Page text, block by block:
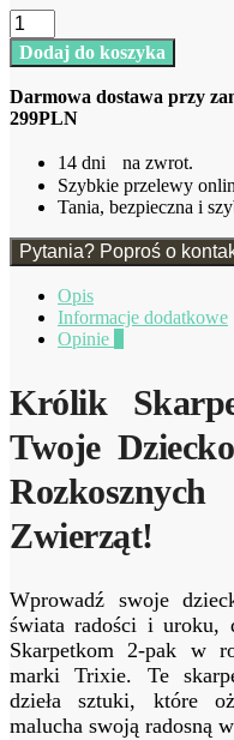
ilość
Królik
Skarpetki
pak
Rozmiar
Trixie
Dodaj do koszyka
Darmowa dostawa przy
299PLN
14 dni na zwrot.
Szybkie przelewy
Tania, bezpieczna i
Pytania? Poproś o
Opis
Informacje dodatkowe
Opinie
Królik
Twoje
Zwierząt!
Wprowadź swoje
świata radości i uroku,
Skarpetkom 2-pak w
marki Trixie. Te
dzieła sztuki, które
malucha swoją radosną